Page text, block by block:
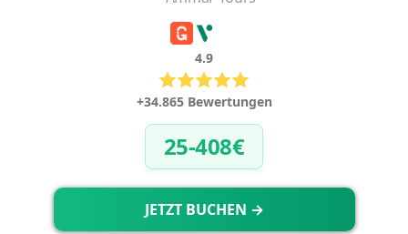
4.9
+34.865 Bewertungen
25-408€
JETZT BUCHEN →